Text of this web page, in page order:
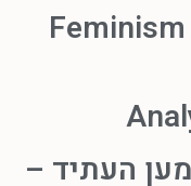
העתיד –